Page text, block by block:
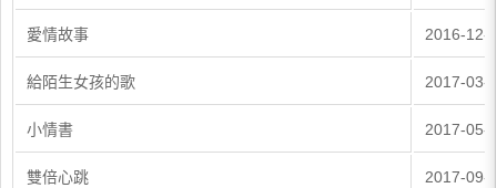
愛情故事 2016-12-
給陌生女孩的歌 2017-03-
小情書 2017-05-
雙倍心跳 2017-09-